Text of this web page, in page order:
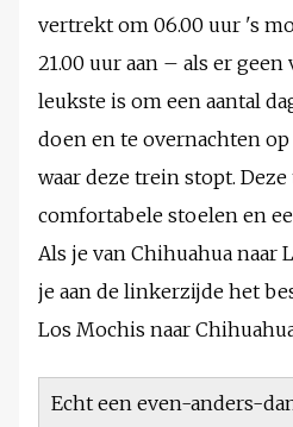
vertrekt om 06.00 uur 's
21.00 uur aan – als er
leukste is om een aantal
doen en te overnachten
waar deze trein stopt.
comfortabele stoelen en
Als je van Chihuahua naar
je aan de linkerzijde het
Los Mochis naar
Echt een even-anders-